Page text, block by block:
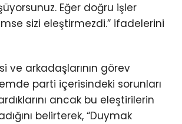
Eğer doğru işler
sizi eleştirmezdi.” ifadelerini
ve arkadaşlarının görev
parti içerisindeki sorunları
ancak bu eleştirilerin
belirterek, “Duymak